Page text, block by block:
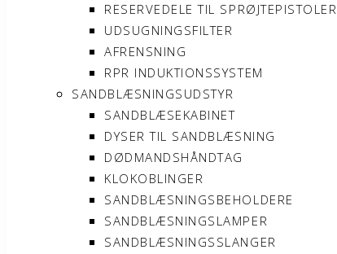
RESERVEDELE TIL SPRØJTEPISTOLER
UDSUGNINGSFILTER
AFRENSNING
RPR INDUKTIONSSYSTEM
SANDBLÆSNINGSUDSTYR
SANDBLÆSEKABINET
DYSER TIL SANDBLÆSNING
DØDMANDSHÅNDTAG
KLOKOBLINGER
SANDBLÆSNINGSBEHOLDERE
SANDBLÆSNINGSLAMPER
SANDBLÆSNINGSSLANGER